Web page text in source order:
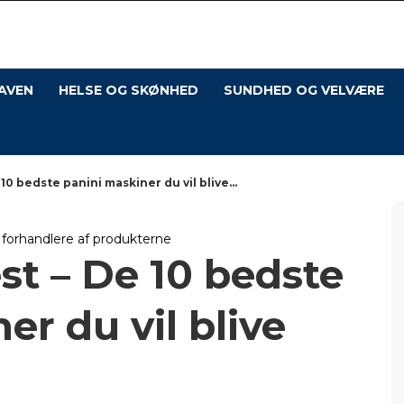
HELSE OG SKØNHED SUNDHED OG VELVÆRE
bedste panini maskiner du vil blive...
af produkterne
– De 10 bedste
du vil blive